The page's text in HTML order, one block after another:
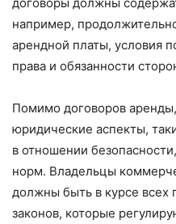
например,
арендной платы, условия
права и обязанности
Помимо договоров
юридические аспекты,
в отношении
норм. Владельцы
должны быть в курсе всех
законов, которые